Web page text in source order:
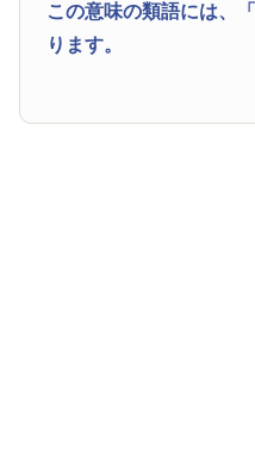
この意味の類語には、
ります。